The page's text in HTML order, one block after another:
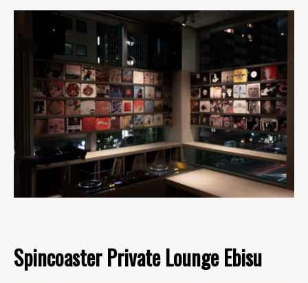
Spincoaster Private Lounge Ebisu